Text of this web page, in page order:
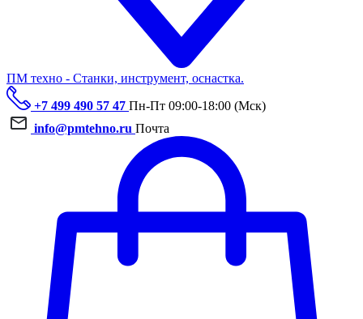
ПМ техно - Станки, инструмент, оснастка.
+7 499 490 57 47 Пн-Пт 09:00-18:00 (Мск)
info@pmtehno.ru Почта